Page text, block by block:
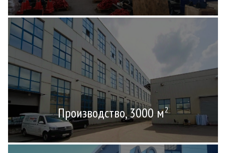
Производство, 3000 м2